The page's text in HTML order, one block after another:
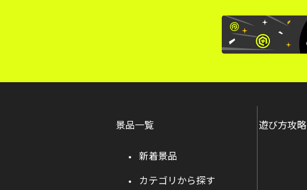
景品一覧
新着景品
カテゴリから探す
遊び方攻略